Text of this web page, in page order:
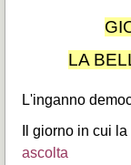
LA
L'inganno
Il giorno in cui
ascolta